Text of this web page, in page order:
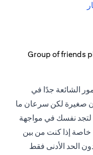
الشائعة جدًا في
صغيرة لكن سرعان ما
لتجد نفسك في مواجهة
خاصة إذا كنت من بين
الحد الأدنى فقط